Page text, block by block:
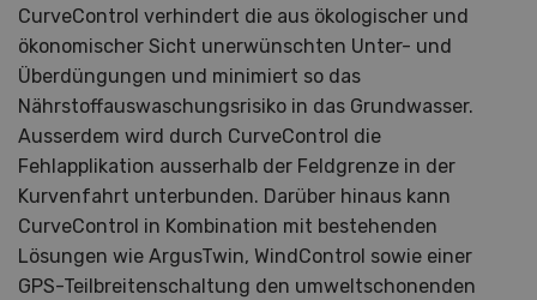
CurveControl verhindert die aus ökologischer und
ökonomischer Sicht unerwünschten Unter- und
Überdüngungen und minimiert so das
Nährstoffauswaschungsrisiko in das Grundwasser.
Ausserdem wird durch CurveControl die
Fehlapplikation ausserhalb der Feldgrenze in der
Kurvenfahrt unterbunden. Darüber hinaus kann
CurveControl in Kombination mit bestehenden
Lösungen wie ArgusTwin, WindControl sowie einer
GPS-Teilbreitenschaltung den umweltschonenden